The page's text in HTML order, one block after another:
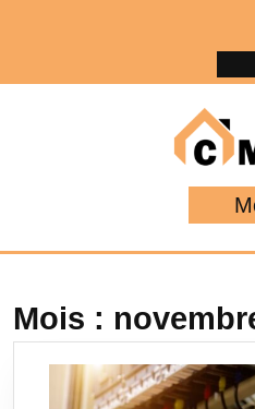
Mois :